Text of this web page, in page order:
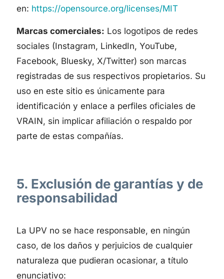
en: https://opensource.org/licenses/MIT
Marcas comerciales: Los logotipos de redes
sociales (Instagram, LinkedIn, YouTube,
Facebook, Bluesky, X/Twitter) son marcas
registradas de sus respectivos propietarios. Su
uso en este sitio es únicamente para
identificación y enlace a perfiles oficiales de
VRAIN, sin implicar afiliación o respaldo por
parte de estas compañías.
5. Exclusión de garantías y de
responsabilidad
La UPV no se hace responsable, en ningún
caso, de los daños y perjuicios de cualquier
naturaleza que pudieran ocasionar, a título
enunciativo: